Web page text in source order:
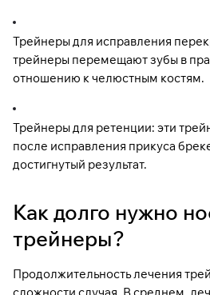
Трейнеры для исправления
трейнеры перемещают зубы в
отношению к челюстным костям.
Трейнеры для ретенции: эти
после исправления прикуса
достигнутый результат.
Как долго нужно
трейнеры?
Продолжительность лечения